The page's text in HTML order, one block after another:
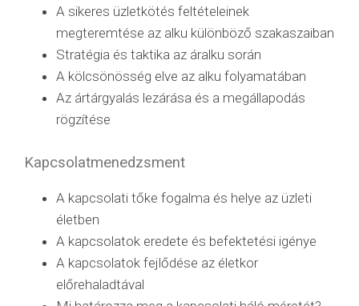
A sikeres üzletkötés feltételeinek
megteremtése az alku különböző szakaszaiban
Stratégia és taktika az áralku során
A kölcsönösség elve az alku folyamatában
Az ártárgyalás lezárása és a megállapodás
rögzítése
Kapcsolatmenedzsment
A kapcsolati tőke fogalma és helye az üzleti
életben
A kapcsolatok eredete és befektetési igénye
A kapcsolatok fejlődése az életkor
előrehaladtával